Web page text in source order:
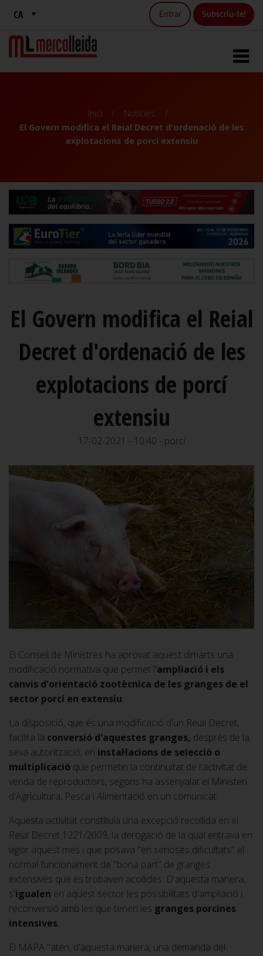
Entrar Subscriu-te!
Inici
Notícies
El Govern modifica el Reial Decret d'ordenació de les
explotacions de porcí extensiu
El Govern modifica el Reial
Decret d'ordenació de les
explotacions de porcí
extensiu
17-02-2021 - 10:40 - porcí
El Consell de Ministres ha aprovat aquest dimarts una
modificació normativa que permet l'ampliació i els
canvis d'orientació zootècnica de les granges de el
sector porcí en extensiu.
La disposició, que és una modificació d'un Reial Decret,
facilita la conversió d'aquestes granges, després de la
seva autorització, en instal·lacions de selecció o
multiplicació que permetin la continuïtat de l'activitat de
venda de reproductors, segons ha assenyalat el Ministeri
d'Agricultura, Pesca i Alimentació en un comunicat.
Aquesta activitat constituïa una excepció recollida en el
Reial Decret 1221/2009, la derogació de la qual entrava en
vigor aquest mes i que posava "en serioses dificultats" el
normal funcionament de "bona part" de granges
extensives que es trobaven acollides. D'aquesta manera,
s'igualen en aquest sector les possibilitats d'ampliació i
reconversió amb les que tenen les granges porcines
intensives.
El MAPA "atén, d'aquesta manera, una demanda del